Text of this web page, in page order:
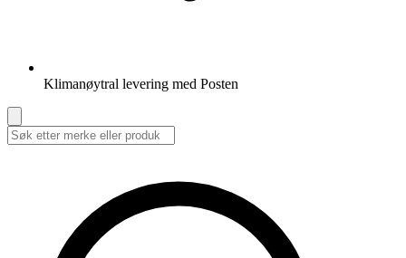
Klimanøytral levering med Posten